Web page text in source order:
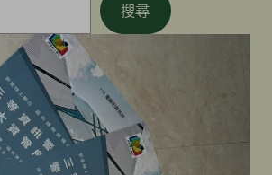
搜尋